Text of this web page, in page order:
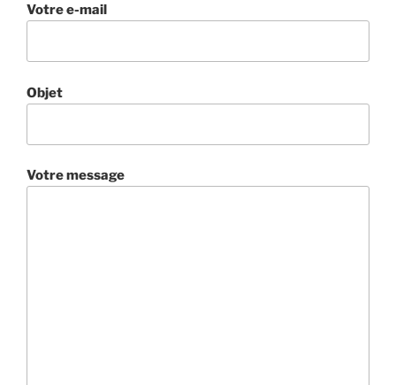
Votre e-mail
Objet
Votre message